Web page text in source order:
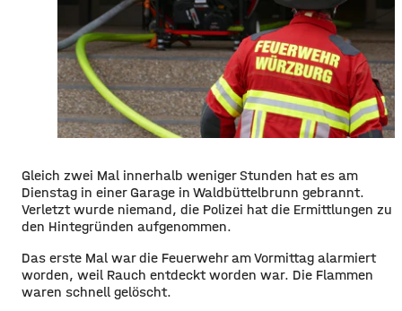
Gleich zwei Mal innerhalb weniger Stunden hat es am
Dienstag in einer Garage in Waldbüttelbrunn gebrannt.
Verletzt wurde niemand, die Polizei hat die Ermittlungen zu
den Hintegründen aufgenommen.
Das erste Mal war die Feuerwehr am Vormittag alarmiert
worden, weil Rauch entdeckt worden war. Die Flammen
waren schnell gelöscht.